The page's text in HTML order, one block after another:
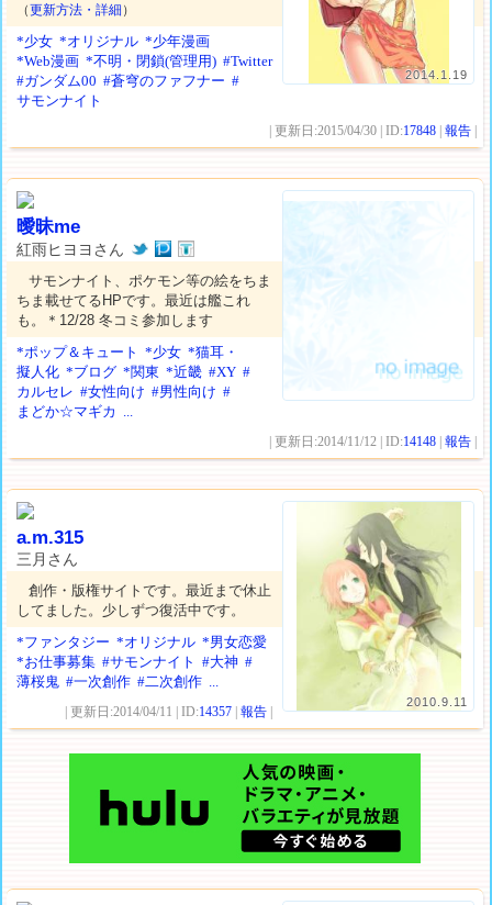
2014.1.19
（更新方法・詳細 ）
*少女 *オリジナル *少年漫画
*Web漫画 *不明・閉鎖(管理用) #Twitter
#ガンダム00 #蒼穹のファフナー #
サモンナイト
| 更新日:2015/04/30 | ID:17848 |報告
曖昧me
紅雨ヒヨヨさん
サモンナイト、ポケモン等の絵をちま
ちま載せてるHPです。最近は艦これ
も。＊12/28 冬コミ参加します
*ポップ＆キュート
*少女 *猫耳・
擬人化 *ブログ *関東 *近畿 #XY #
カルセレ #女性向け #男性向け #
まどか☆マギカ ...
| 更新日:2014/11/12 | ID:14148 |報告
2010.9.11
a.m.315
三月さん
創作・版権サイトです。最近まで休止
してました。少しずつ復活中です。
*ファンタジー *オリジナル *男女恋愛
*お仕事募集 #サモンナイト #大神 #
薄桜鬼 #一次創作 #二次創作 ...
| 更新日:2014/04/11 | ID:14357 |報告